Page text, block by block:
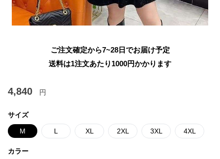
ご注文確定から7~28日でお届け予定
送料は1注文あたり 1000円かかります
4,840 円
サイズ
M L XL 2XL 3XL 4XL
カラー